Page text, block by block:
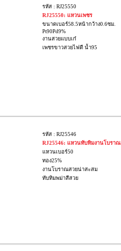
รหัส : RJ25550
RJ25550: แหวนเพชร
ขนาดเบอร์58.5หน้ากว้าง0.6ซม.
Pt90Pd9%
งานสวยแบบเก๋
เพชรขาวสวยไฟดี น้ำ95
รหัส : RJ25546
RJ25546: แหวนทับทิมงานโบราณ
แหวนเบอร์50
ทอง25%
งานโบราณสวยน่าสะสม
ทับทิมพม่าสีสวย